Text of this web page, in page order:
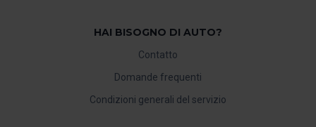
HAI BISOGNO DI AUTO?
Contatto
Domande frequenti
Condizioni generali del servizio